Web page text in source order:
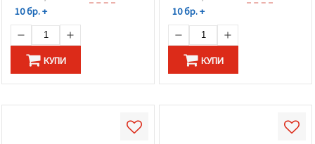
10 бр. +
КУПИ
10 бр. +
КУПИ